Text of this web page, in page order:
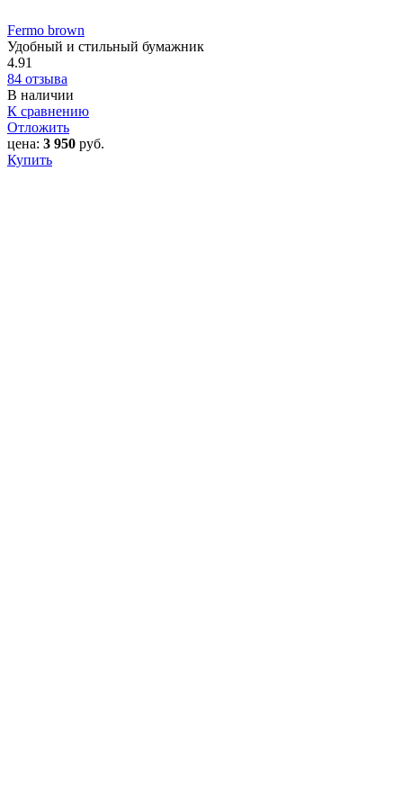
Fermo brown
Удобный и стильный бумажник
4.91
84 отзыва
В наличии
К сравнению
Отложить
цена: 3 950 руб.
Купить